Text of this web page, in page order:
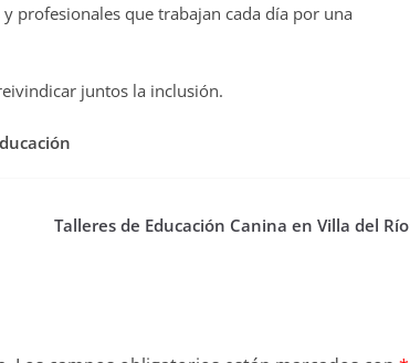
profesionales que trabajan cada día por una
juntos la inclusión.
Talleres de Educación Canina en Villa del Río